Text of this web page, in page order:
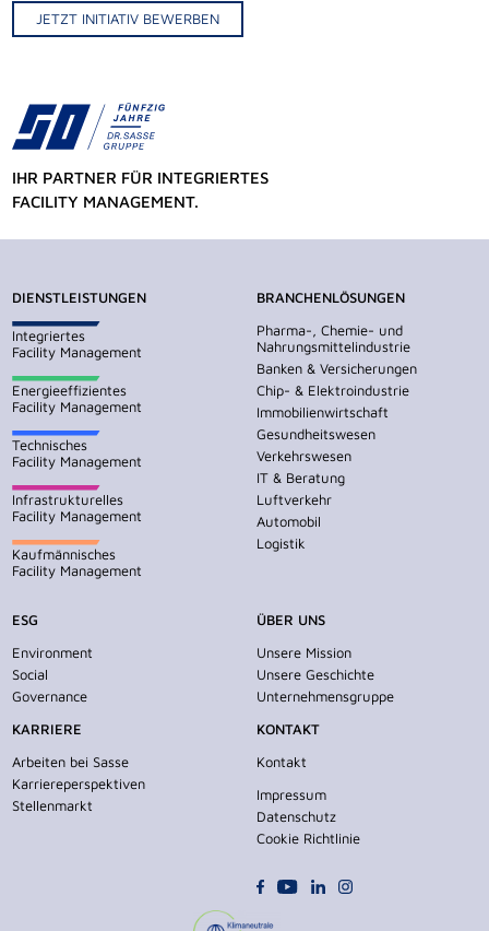
JETZT INITIATIV BEWERBEN
IHR PARTNER FÜR INTEGRIERTES
FACILITY MANAGEMENT.
DIENSTLEISTUNGEN
Integriertes
Facility Management
Energieeffizientes
Facility Management
Technisches
Facility Management
Infrastrukturelles
Facility Management
Kaufmännisches
Facility Management
BRANCHENLÖSUNGEN
Pharma-, Chemie- und
Nahrungsmittelindustrie
Banken & Versicherungen
Chip- & Elektroindustrie
Immobilienwirtschaft
Gesundheitswesen
Verkehrswesen
IT & Beratung
Luftverkehr
Automobil
Logistik
ESG
Environment
Social
Governance
KARRIERE
Arbeiten bei Sasse
Karriereperspektiven
Stellenmarkt
ÜBER UNS
Unsere Mission
Unsere Geschichte
Unternehmensgruppe
KONTAKT
Kontakt
Impressum
Datenschutz
Cookie Richtlinie